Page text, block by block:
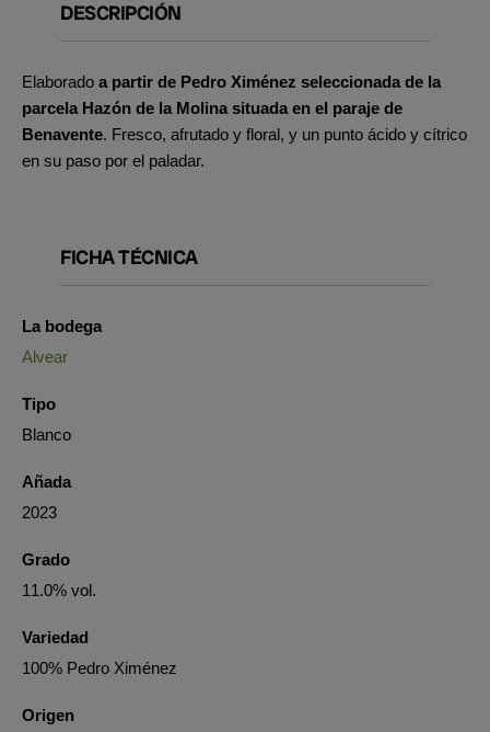
DESCRIPCIÓN
Elaborado a partir de Pedro Ximénez seleccionada de la
parcela Hazón de la Molina situada en el paraje de
Benavente. Fresco, afrutado y floral, y un punto ácido y cítrico
en su paso por el paladar.
FICHA TÉCNICA
La bodega
Alvear
Tipo
Blanco
Añada
2023
Grado
11.0% vol.
Variedad
100% Pedro Ximénez
Origen